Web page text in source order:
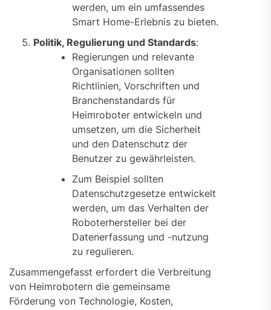
werden, um ein umfassendes
Smart Home-Erlebnis zu bieten.
Politik, Regulierung und Standards:
Regierungen und relevante
Organisationen sollten
Richtlinien, Vorschriften und
Branchenstandards für
Heimroboter entwickeln und
umsetzen, um die Sicherheit
und den Datenschutz der
Benutzer zu gewährleisten.
Zum Beispiel sollten
Datenschutzgesetze entwickelt
werden, um das Verhalten der
Roboterhersteller bei der
Datenerfassung und -nutzung
zu regulieren.
Zusammengefasst erfordert die Verbreitung
von Heimrobotern die gemeinsame
Förderung von Technologie, Kosten,